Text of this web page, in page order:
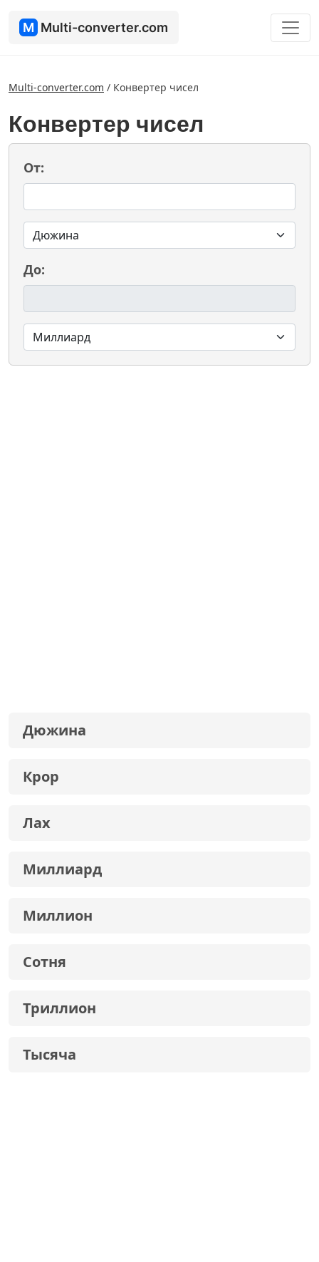
M Multi-converter.com
Multi-converter.com / Конвертер чисел
Конвертер чисел
От:
До:
Дюжина
Крор
Лах
Миллиард
Миллион
Сотня
Триллион
Тысяча